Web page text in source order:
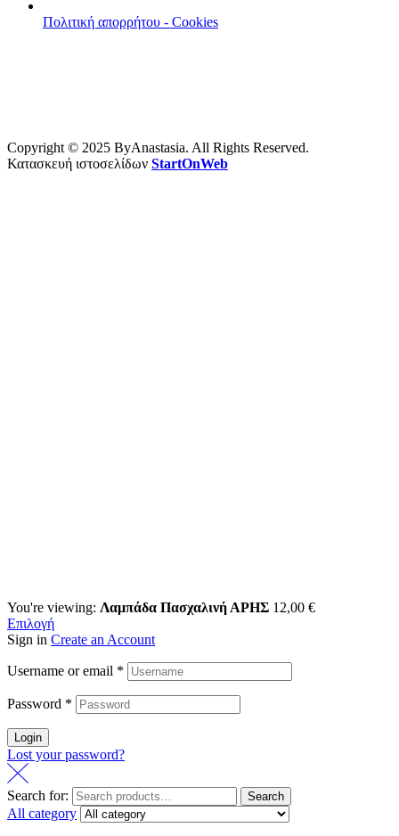
Πολιτική απορρήτου - Cookies
Copyright © 2025 ByAnastasia. All Rights Reserved.
Κατασκευή ιστοσελίδων StartOnWeb
You're viewing: Λαμπάδα Πασχαλινή ΑΡΗΣ 12,00 €
Επιλογή
Sign in Create an Account
Username or email *
Password *
Login
Lost your password?
Search for: Search
All category